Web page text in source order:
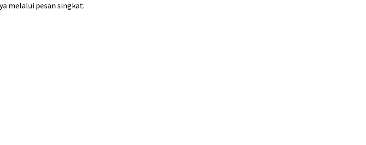
melalui pesan singkat.